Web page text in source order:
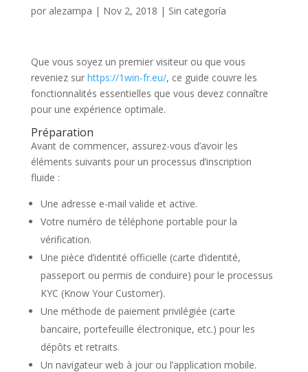
por alezampa | Nov 2, 2018 | Sin categoría
Que vous soyez un premier visiteur ou que vous
reveniez sur https://1win-fr.eu/, ce guide couvre les
fonctionnalités essentielles que vous devez connaître
pour une expérience optimale.
Préparation
Avant de commencer, assurez-vous d’avoir les
éléments suivants pour un processus d’inscription
fluide :
Une adresse e-mail valide et active.
Votre numéro de téléphone portable pour la
vérification.
Une pièce d’identité officielle (carte d’identité,
passeport ou permis de conduire) pour le processus
KYC (Know Your Customer).
Une méthode de paiement privilégiée (carte
bancaire, portefeuille électronique, etc.) pour les
dépôts et retraits.
Un navigateur web à jour ou l’application mobile.